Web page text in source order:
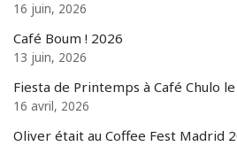
16 juin, 2026
Café Boum ! 2026
13 juin, 2026
Fiesta de Printemps à Café Chulo
16 avril, 2026
Oliver était au Coffee Fest Madrid